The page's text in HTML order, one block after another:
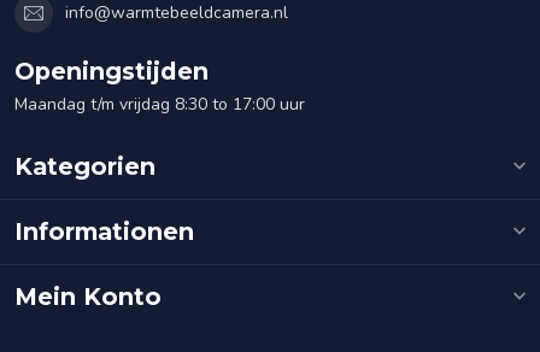
info@warmtebeeldcamera.nl
Openingstijden
Maandag t/m vrijdag 8:30 to 17:00 uur
Kategorien
Informationen
Mein Konto